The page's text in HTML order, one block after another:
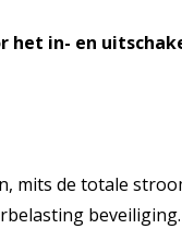
in- en
mits de totale